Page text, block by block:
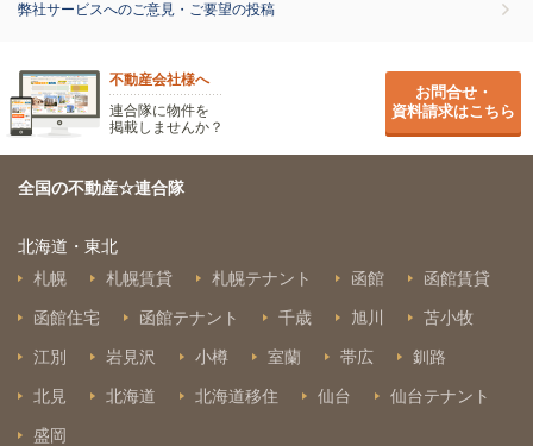
弊社サービスへのご意見・ご要望の投稿
不動産会社様へ
連合隊に物件を
掲載しませんか？
お問合せ・
資料請求はこちら
全国の不動産☆連合隊
北海道・東北
札幌
札幌賃貸 札幌テナント 函館 函館賃貸
函館住宅 函館テナント 千歳 旭川 苫小牧
江別 岩見沢 小樽 室蘭 帯広 釧路
北見 北海道 北海道移住 仙台 仙台テナント
盛岡